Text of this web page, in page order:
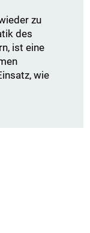
zu
des
ist eine
wie